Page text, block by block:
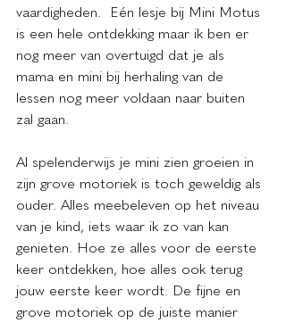
vaardigheden.  Eén lesje bij Mini Motus
is een hele ontdekking maar ik ben er
nog meer van overtuigd dat je als
mama en mini bij herhaling van de
lessen nog meer voldaan naar buiten
zal gaan.
Al spelenderwijs je mini zien groeien in
zijn grove motoriek is toch geweldig als
ouder. Alles meebeleven op het niveau
van je kind, iets waar ik zo van kan
genieten. Hoe ze alles voor de eerste
keer ontdekken, hoe alles ook terug
jouw eerste keer wordt. De fijne en
grove motoriek op de juiste manier